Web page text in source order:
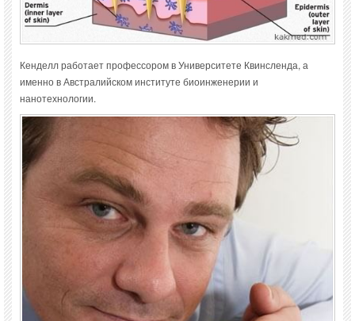
Кенделл работает профессором в Университете Квинсленда, а
именно в Австралийском институте биоинженерии и
нанотехнологии.